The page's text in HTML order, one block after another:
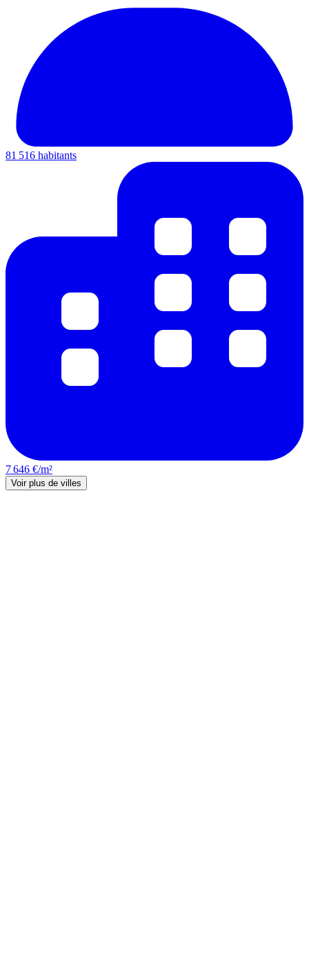
81 516 habitants
7 646 €/m²
Voir plus de villes